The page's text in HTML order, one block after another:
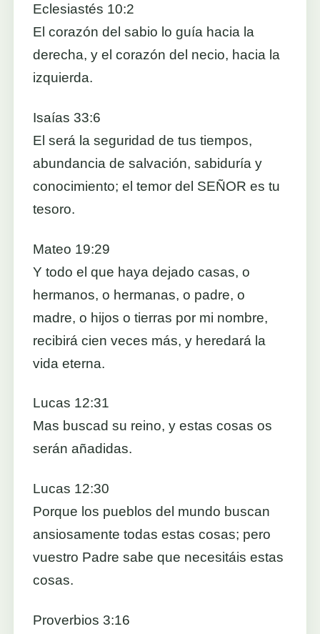
Eclesiastés 10:2
El corazón del sabio lo guía hacia la
derecha, y el corazón del necio, hacia la
izquierda.
Isaías 33:6
El será la seguridad de tus tiempos,
abundancia de salvación, sabiduría y
conocimiento; el temor del SEÑOR es tu
tesoro.
Mateo 19:29
Y todo el que haya dejado casas, o
hermanos, o hermanas, o padre, o
madre, o hijos o tierras por mi nombre,
recibirá cien veces más, y heredará la
vida eterna.
Lucas 12:31
Mas buscad su reino, y estas cosas os
serán añadidas.
Lucas 12:30
Porque los pueblos del mundo buscan
ansiosamente todas estas cosas; pero
vuestro Padre sabe que necesitáis estas
cosas.
Proverbios 3:16